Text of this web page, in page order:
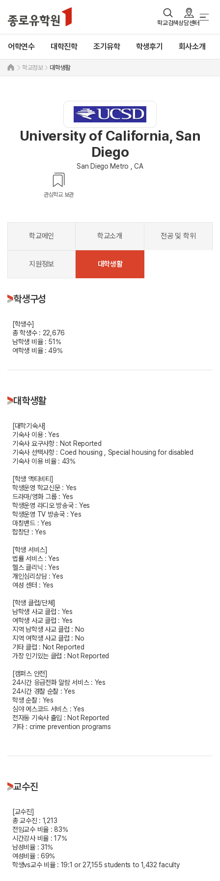
학교검색상담센터
어학연수 대학진학 조기유학 학생후기 회사소개
학교정보 대학생활
University of California, San
Diego
San Diego Metro , CA
관심학교 보관
학교메인 학교소개 전공 및 학위
지원정보 대학생활
학생구성
[학생수]
총 학생수 : 22,676
남학생 비율 : 51%
여학생 비율 : 49%
대학생활
[대학기숙사]
기숙사 이용 : Yes
기숙사 요구사항 : Not Reported
기숙사 선택사항 : Coed housing , Special housing for disabled
기숙사 이용 비율 : 43%
[학생 액티비티]
학생운영 학교신문 : Yes
드라마/영화 그룹 : Yes
학생운영 라디오 방송국 : Yes
학생운영 TV 방송국 : Yes
마칭밴드 : Yes
합창단 : Yes
[학생 서비스]
법률 서비스 : Yes
헬스 클리닉 : Yes
개인심리상담 : Yes
여성 센터 : Yes
[학생 클럽/단체]
남학생 사교 클럽 : Yes
여학생 사교 클럽 : Yes
지역 남학생 사교 클럽 : No
지역 여학생 사교 클럽 : No
기타 클럽 : Not Reported
가장 인기있는 클럽 : Not Reported
[캠퍼스 안전]
24시간 응급전화 알람 서비스 : Yes
24시간 경찰 순찰 : Yes
학생 순찰 : Yes
심야 에스코드 서비스 : Yes
전자동 기숙사 출입 : Not Reported
기타 : crime prevention programs
교수진
[교수진]
총 교수진 : 1,213
전임교수 비율 : 83%
시간강사 비율 : 17%
남성비율 : 31%
여성비율 : 69%
학생vs교수 비율 : 19:1 or 27,155 students to 1,432 faculty